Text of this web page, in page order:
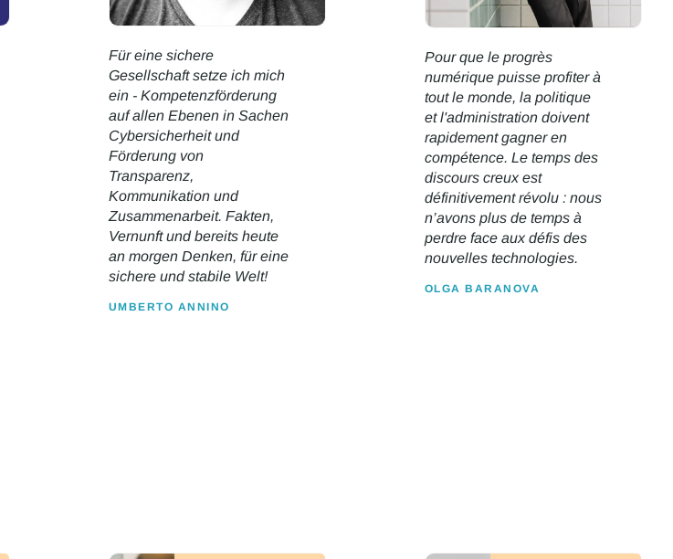
Für eine sichere
Gesellschaft setze ich mich
ein - Kompetenzförderung
auf allen Ebenen in Sachen
Cybersicherheit und
Förderung von
Transparenz,
Kommunikation und
Zusammenarbeit. Fakten,
Vernunft und bereits heute
an morgen Denken, für eine
sichere und stabile Welt!
UMBERTO ANNINO
Pour que le progrès
numérique puisse profiter à
tout le monde, la politique
et l'administration doivent
rapidement gagner en
compétence. Le temps des
discours creux est
définitivement révolu : nous
n’avons plus de temps à
perdre face aux défis des
nouvelles technologies.
OLGA BARANOVA